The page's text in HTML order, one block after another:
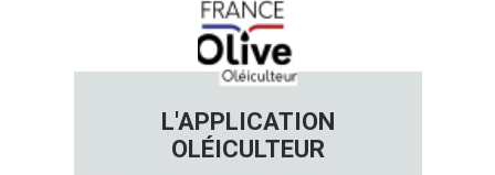
L'APPLICATION
OLÉICULTEUR